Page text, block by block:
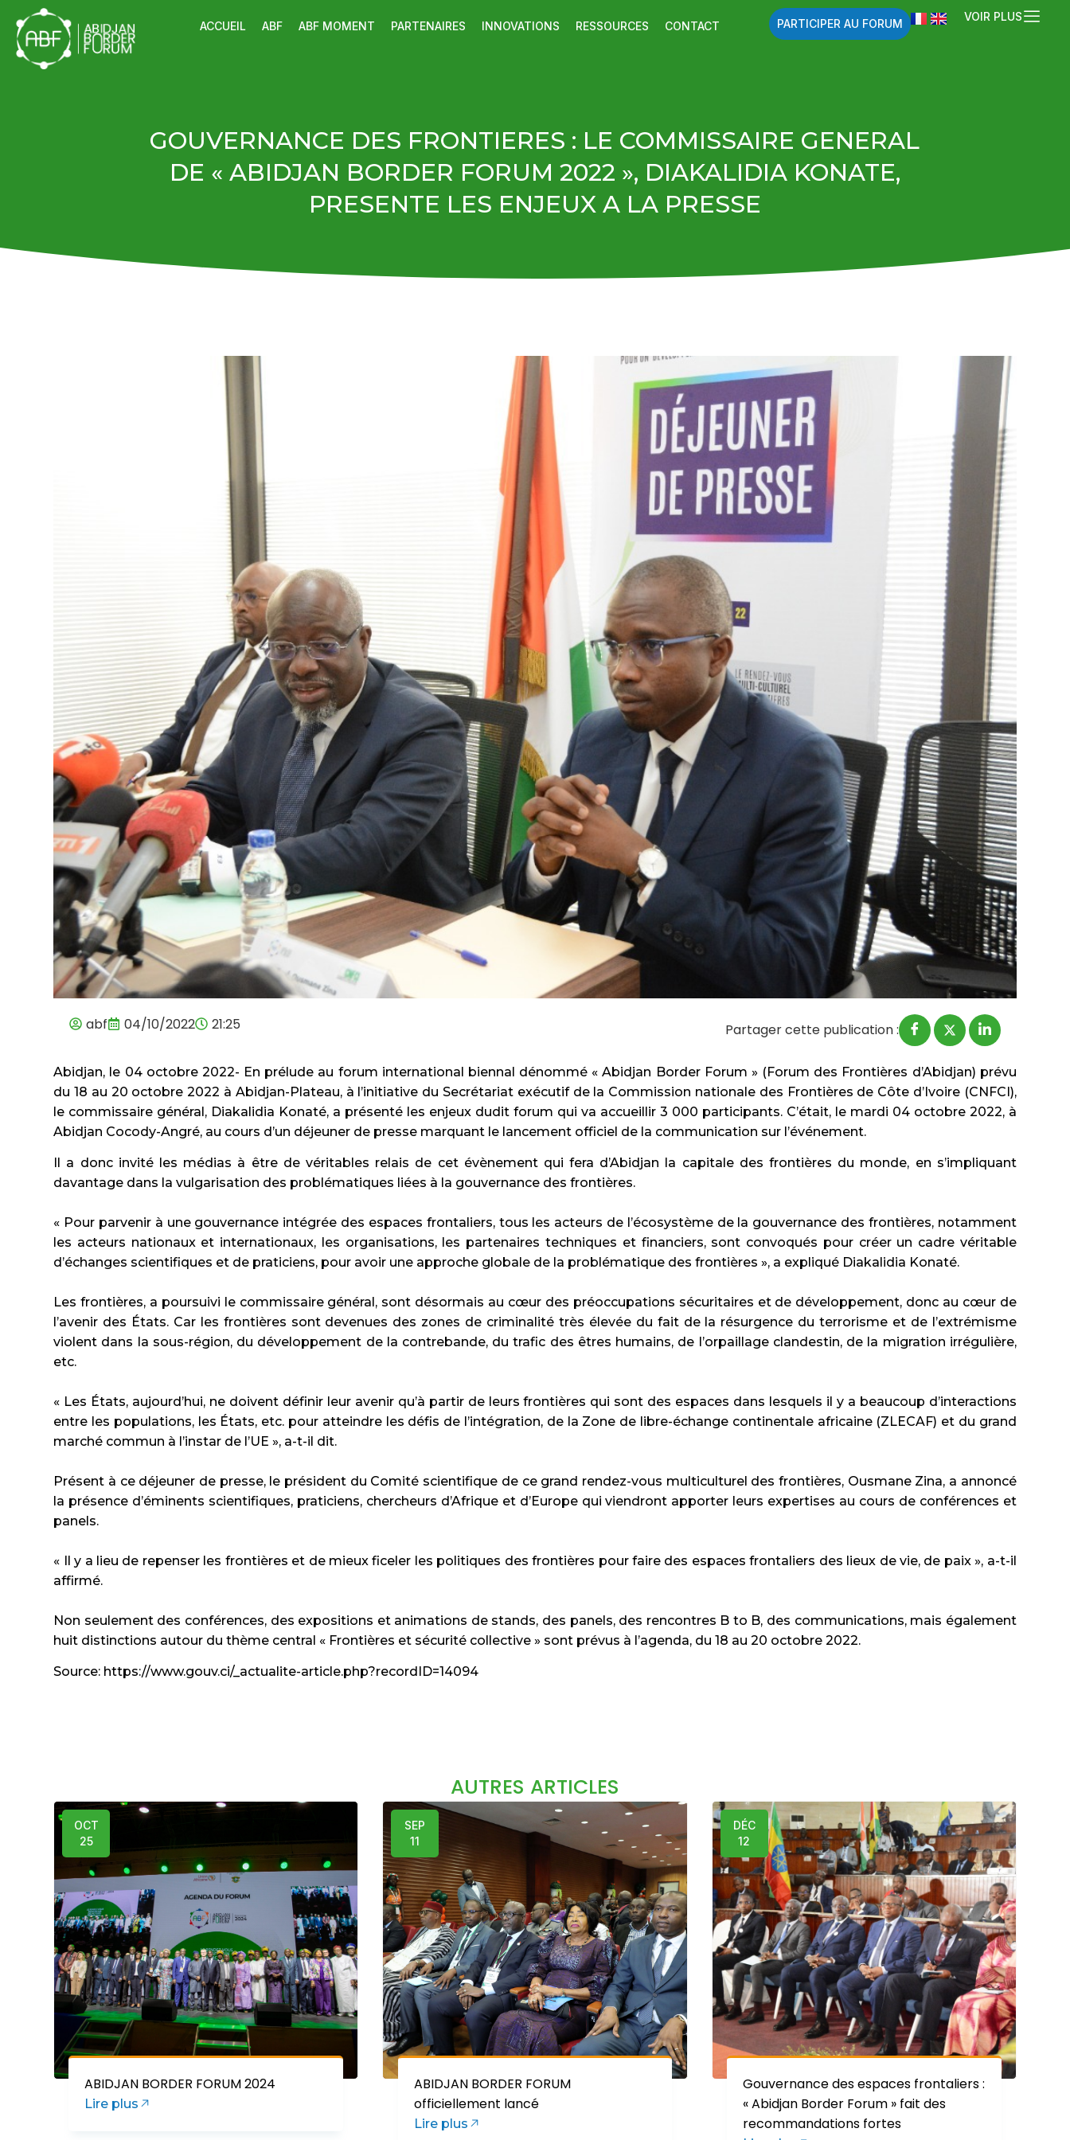
ACCUEIL ABF ABF MOMENT PARTENAIRES INNOVATIONS RESSOURCES CONTACT PARTICIPER AU FORUM
VOIR PLUS
GOUVERNANCE DES FRONTIERES : LE COMMISSAIRE GENERAL
DE « ABIDJAN BORDER FORUM 2022 », DIAKALIDIA KONATE,
PRESENTE LES ENJEUX A LA PRESSE
abf 04/10/2022 21:25 Partager cette publication :
Abidjan, le 04 octobre 2022- En prélude au forum international biennal dénommé « Abidjan Border Forum » (Forum des Frontières d’Abidjan) prévu
du 18 au 20 octobre 2022 à Abidjan-Plateau, à l’initiative du Secrétariat exécutif de la Commission nationale des Frontières de Côte d’Ivoire (CNFCI),
le commissaire général, Diakalidia Konaté, a présenté les enjeux dudit forum qui va accueillir 3 000 participants. C’était, le mardi 04 octobre 2022, à
Abidjan Cocody-Angré, au cours d’un déjeuner de presse marquant le lancement officiel de la communication sur l’événement.
Il a donc invité les médias à être de véritables relais de cet évènement qui fera d’Abidjan la capitale des frontières du monde, en s’impliquant
davantage dans la vulgarisation des problématiques liées à la gouvernance des frontières.
« Pour parvenir à une gouvernance intégrée des espaces frontaliers, tous les acteurs de l’écosystème de la gouvernance des frontières, notamment
les acteurs nationaux et internationaux, les organisations, les partenaires techniques et financiers, sont convoqués pour créer un cadre véritable
d’échanges scientifiques et de praticiens, pour avoir une approche globale de la problématique des frontières », a expliqué Diakalidia Konaté.
Les frontières, a poursuivi le commissaire général, sont désormais au cœur des préoccupations sécuritaires et de développement, donc au cœur de
l’avenir des États. Car les frontières sont devenues des zones de criminalité très élevée du fait de la résurgence du terrorisme et de l’extrémisme
violent dans la sous-région, du développement de la contrebande, du trafic des êtres humains, de l’orpaillage clandestin, de la migration irrégulière,
etc.
« Les États, aujourd’hui, ne doivent définir leur avenir qu’à partir de leurs frontières qui sont des espaces dans lesquels il y a beaucoup d’interactions
entre les populations, les États, etc. pour atteindre les défis de l’intégration, de la Zone de libre-échange continentale africaine (ZLECAF) et du grand
marché commun à l’instar de l’UE », a-t-il dit.
Présent à ce déjeuner de presse, le président du Comité scientifique de ce grand rendez-vous multiculturel des frontières, Ousmane Zina, a annoncé
la présence d’éminents scientifiques, praticiens, chercheurs d’Afrique et d’Europe qui viendront apporter leurs expertises au cours de conférences et
panels.
« Il y a lieu de repenser les frontières et de mieux ficeler les politiques des frontières pour faire des espaces frontaliers des lieux de vie, de paix », a-t-il
affirmé.
Non seulement des conférences, des expositions et animations de stands, des panels, des rencontres B to B, des communications, mais également
huit distinctions autour du thème central « Frontières et sécurité collective » sont prévus à l’agenda, du 18 au 20 octobre 2022.
Source: https://www.gouv.ci/_actualite-article.php?recordID=14094
AUTRES ARTICLES
OCT
25
ABIDJAN BORDER FORUM 2024
Lire plus
SEP
11
ABIDJAN BORDER FORUM
officiellement lancé
Lire plus
DÉC
12
Gouvernance des espaces frontaliers :
« Abidjan Border Forum » fait des
recommandations fortes